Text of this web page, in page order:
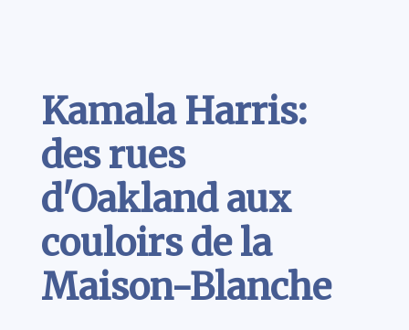
Kamala Harris:
des rues
d'Oakland aux
couloirs de la
Maison-Blanche